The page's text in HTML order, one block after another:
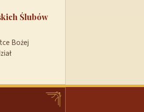
Ślubów
Bożej